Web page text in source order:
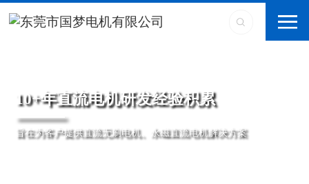
10+年直流电机研发经验积累
旨在为客户提供直流无刷电机、永磁直流电机解决方案